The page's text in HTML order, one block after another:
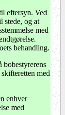
eftersyn. Ved
stede, og at
med
behandling.
bobestyrerens
med
enhver
med